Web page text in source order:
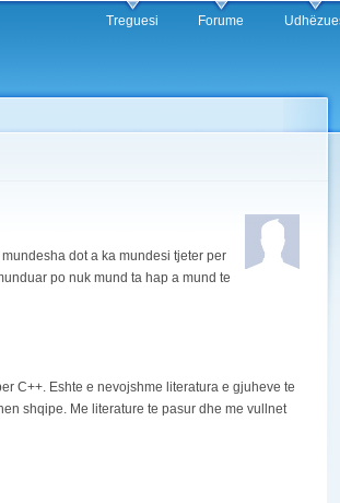
Treguesi Forume
dot a ka mundesi tjeter per
po nuk mund ta hap a mund te
C++. Eshte e nevojshme literatura e gjuheve te
shqipe. Me literature te pasur dhe me vullnet